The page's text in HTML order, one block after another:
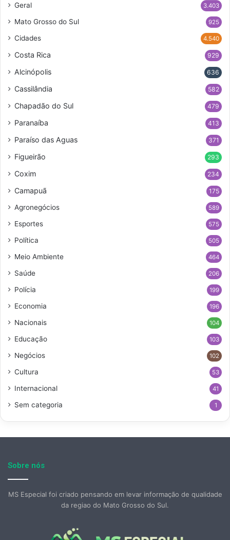
Geral 3.403
Mato Grosso do Sul 925
Cidades 4.540
Costa Rica 929
Alcinópolis 636
Cassilândia 582
Chapadão do Sul 479
Paranaíba 413
Paraíso das Aguas 371
Figueirão 293
Coxim 234
Camapuã 175
Agronegócios 589
Esportes 575
Política 505
Meio Ambiente 464
Saúde 206
Polícia 199
Economia 196
Nacionais 104
Educação 103
Negócios 102
Cultura 53
Internacional 41
Sem categoria 1
Sobre nós
MS Especial foi criado pensando em levar informação de qualidade
da regiao do Mato Grosso do Sul.